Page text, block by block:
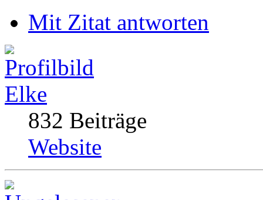
Mit Zitat antworten
Elke
832 Beiträge
Website